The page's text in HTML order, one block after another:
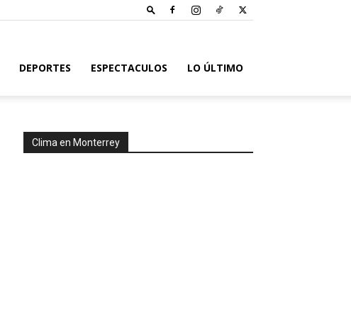
DEPORTES ESPECTACULOS LO ÚLTIMO
Clima en Monterrey